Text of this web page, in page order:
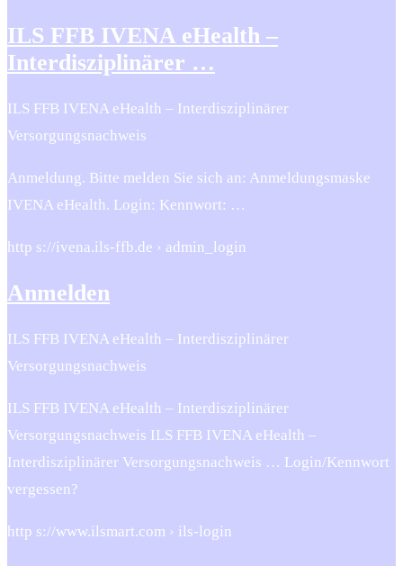
ILS FFB IVENA eHealth –
Interdisziplinärer …
ILS FFB IVENA eHealth – Interdisziplinärer
Versorgungsnachweis
Anmeldung. Bitte melden Sie sich an: Anmeldungsmaske
IVENA eHealth. Login: Kennwort: …
http s://ivena.ils-ffb.de › admin_login
Anmelden
ILS FFB IVENA eHealth – Interdisziplinärer
Versorgungsnachweis
ILS FFB IVENA eHealth – Interdisziplinärer
Versorgungsnachweis ILS FFB IVENA eHealth –
Interdisziplinärer Versorgungsnachweis … Login/Kennwort
vergessen?
http s://www.ilsmart.com › ils-login